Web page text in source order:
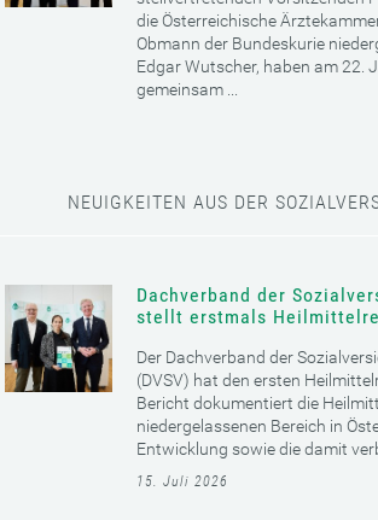
die Österreichische
Obmann der Bundeskurie
Edgar Wutscher, haben am 22.
gemeinsam ...
NEUIGKEITEN AUS DER
Dachverband der
stellt erstmals
Der Dachverband der
(DVSV) hat den ersten
Bericht dokumentiert die
niedergelassenen Bereich in
Entwicklung sowie die damit
15. Juli 2026